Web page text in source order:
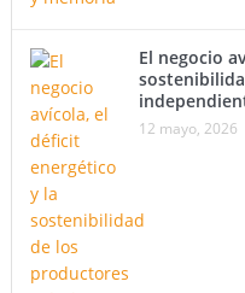
El negocio
12 mayo, 2026